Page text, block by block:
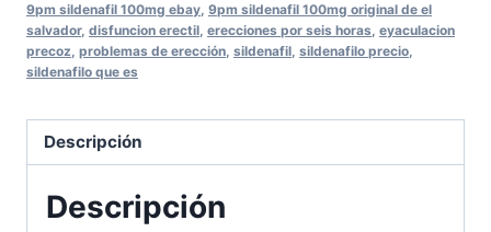
9pm sildenafil 100mg ebay, 9pm sildenafil 100mg original de el
salvador, disfuncion erectil, erecciones por seis horas, eyaculacion
precoz, problemas de erección, sildenafil, sildenafilo precio,
sildenafilo que es
Descripción
Descripción